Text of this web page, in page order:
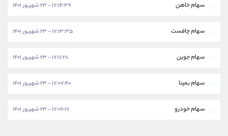
سهام خاهن ۱۷:۱۴:۳۹ - ۲۳ شهریور ۱۴۰۱
سهام چافست ۱۷:۱۳:۳۵ - ۲۳ شهریور ۱۴۰۱
سهام جوین ۱۷:۱۱:۲۸ - ۲۳ شهریور ۱۴۰۱
سهام بمپنا ۱۷:۰۷:۴۰ - ۲۳ شهریور ۱۴۰۱
سهام خودرو ۱۷:۰۶:۱۷ - ۲۳ شهریور ۱۴۰۱